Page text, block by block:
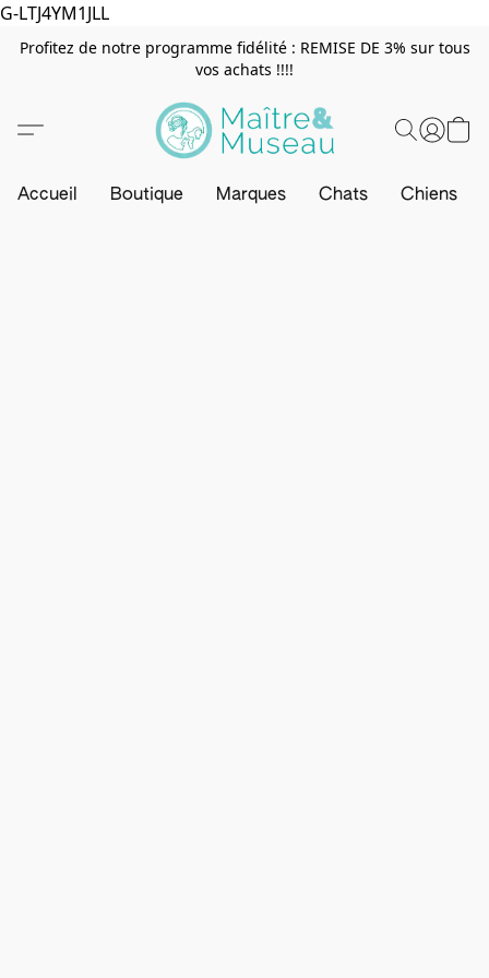
G-LTJ4YM1JLL
Profitez de notre programme fidélité : REMISE DE 3% sur tous
vos achats !!!!
Accueil Boutique Marques Chats Chiens